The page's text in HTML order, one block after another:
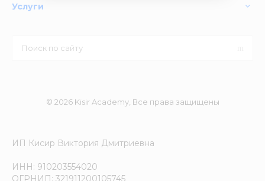
Услуги
© 2026 Kisir Academy, Все права защищены
ИП Кисир Виктория Дмитриевна
ИНН: 910203554020
ОГРНИП: 321911200105745